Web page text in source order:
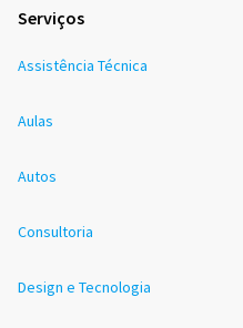
Serviços
Assistência Técnica
Aulas
Autos
Consultoria
Design e Tecnologia